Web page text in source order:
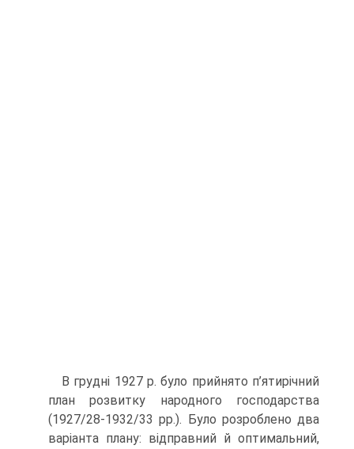
В грудні 1927 р. було прийнято п’ятирічний
план розвитку народного господарства
(1927/28-1932/33 рр.). Було розроблено два
варіанта плану: відправний й оптимальний,